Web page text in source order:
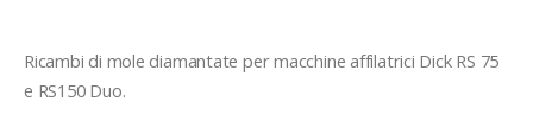
Ricambi di mole diamantate per macchine affilatrici Dick RS 75
e RS150 Duo.